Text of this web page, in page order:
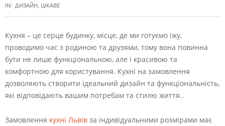
IN: ДИЗАЙН, ЦІКАВЕ
Кухня – це серце будинку, місце, де ми готуємо їжу,
проводимо час з родиною та друзями, тому вона повинна
бути не лише функціональною, але і красивою та
комфортною для користування. Кухні на замовлення
дозволяють створити ідеальний дизайн та функціональність,
які відповідають вашим потребам та стилю життя..
Замовлення кухні Львів за індивідуальними розмірами має